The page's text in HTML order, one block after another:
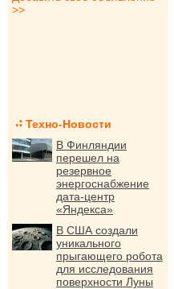
>>
Техно-Новости
В Финляндии
перешел на
резервное
энергоснабжение
дата-центр
«Яндекса»
В США создали
уникального
прыгающего робота
для исследования
поверхности Луны